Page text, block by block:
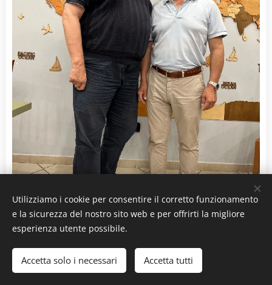
Palmi sceglie un’uomo dell’Arma e noi lo intervistiamo
Utilizziamo i cookie per consentire il corretto funzionamento
e la sicurezza del nostro sito web e per offrirti la migliore
esperienza utente possibile.
Accetta solo i necessari Accetta tutti